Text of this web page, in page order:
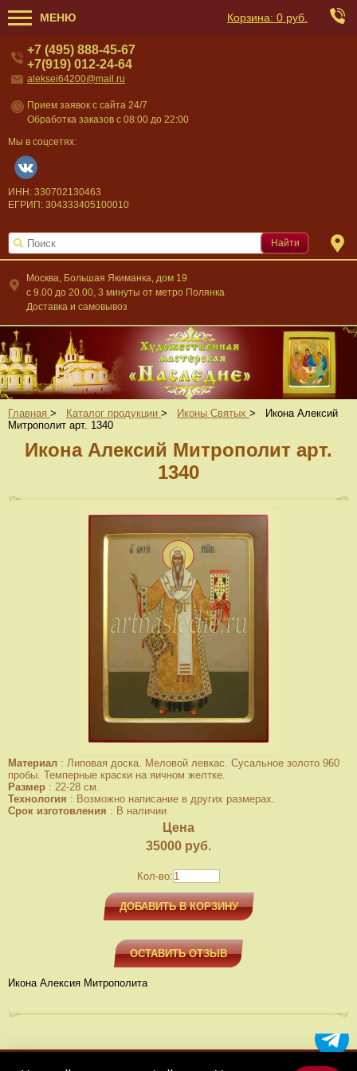
МЕНЮ Корзина: 0 руб.
Москва, Большая Якиманка, дом 19
c 9.00 до 20.00, 3 минуты от метро Полянка
Доставка и самовывоз
+7 (495) 888-45-67
+7(919) 012-24-64
aleksei64200@mail.ru
Прием заявок с сайта 24/7
Обработка заказов с 08:00 до 22:00
Мы в соцсетях:
ИНН: 330702130463
ЕГРИП: 304333405100010
Найти
Главная > Каталог продукции > Иконы Святых >
Икона Алексий
Митрополит арт. 1340
Икона Алексий Митрополит арт.
1340
Материал : Липовая доска. Меловой левкас. Сусальное золото 960
пробы. Темперные краски на яичном желтке.
Размер : 22-28 см.
Технология : Возможно написание в других размерах.
Срок изготовления : В наличии
Цена
35000 руб.
Кол-во:
ДОБАВИТЬ В КОРЗИНУ
ОСТАВИТЬ ОТЗЫВ
Икона Алексия Митрополита